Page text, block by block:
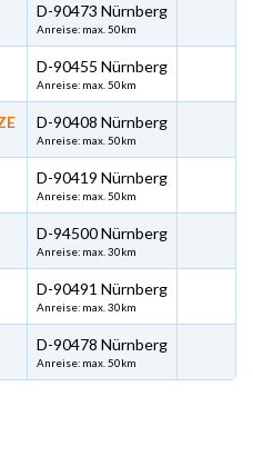
D-90473 Nürnberg
Anreise: max. 50km
D-90455 Nürnberg
Anreise: max. 50km
D-90408 Nürnberg
Anreise: max. 50km
D-90419 Nürnberg
Anreise: max. 50km
D-94500 Nürnberg
Anreise: max. 30km
D-90491 Nürnberg
Anreise: max. 30km
D-90478 Nürnberg
Anreise: max. 50km